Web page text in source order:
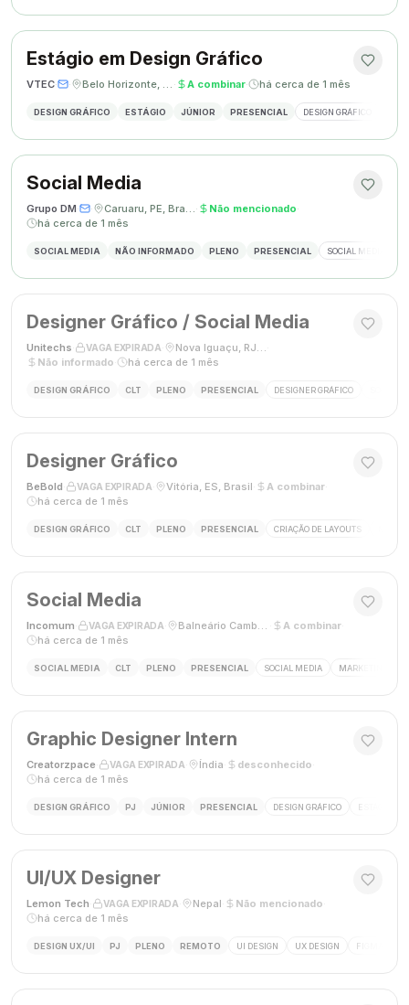
Estágio em Design Gráfico
VTEC· · Belo Horizonte, MG · A combinar· há cerca de 1 mês
DESIGN GRÁFICO ESTÁGIO JÚNIOR PRESENCIAL DESIGN GRÁFICO
Social Media
Grupo DM· · Caruaru, PE, Brasil· Não mencionado·
há cerca de 1 mês
SOCIAL MEDIA NÃO INFORMADO PLENO PRESENCIAL SOCIAL MEDIA
Designer Gráfico / Social Media
Unitechs VAGA EXPIRADA Nova Iguaçu, RJ, Brasil
Não informado
há cerca de 1 mês
DESIGN GRÁFICO CLT PLENO PRESENCIAL DESIGNER GRÁFICO
Designer Gráfico
BeBold VAGA EXPIRADA Vitória, ES, Brasil A combinar·
há cerca de 1 mês
DESIGN GRÁFICO CLT PLENO PRESENCIAL CRIAÇÃO DE LAYOUTS
Social Media
Incomum VAGA EXPIRADA Balneário Camboriú, SC A combinar·
há cerca de 1 mês
SOCIAL MEDIA CLT PLENO PRESENCIAL SOCIAL MEDIA MARKETING
Graphic Designer Intern
Creatorzpace VAGA EXPIRADA Índia desconhecido
há cerca de 1 mês
DESIGN GRÁFICO PJ JÚNIOR PRESENCIAL DESIGN GRÁFICO ESTÁGIO
UI/UX Designer
Lemon Tech VAGA EXPIRADA Nepal Não mencionado
há cerca de 1 mês
DESIGN UX/UI PJ PLENO REMOTO UI DESIGN UX DESIGN FIGMA